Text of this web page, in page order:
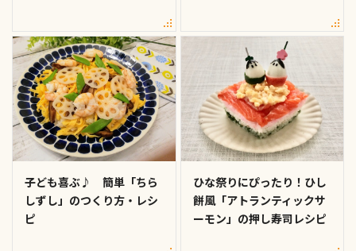
子ども喜ぶ♪ 簡単「ちら
しずし」のつくり方・レシ
ピ
ひな祭りにぴったり！ひし
餅風「アトランティックサ
ーモン」の押し寿司レシピ